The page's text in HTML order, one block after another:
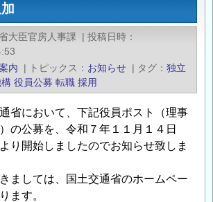
大臣官房人事課 | 投稿日時
内 | トピックス お知らせ | タグ
独立
役員公募 転職 採用
省において、下記役員ポスト（理事
の公募を、令和７年１１月１４日
より開始しましたのでお知らせ致しま
ましては、国土交通省のホームペー
ます。